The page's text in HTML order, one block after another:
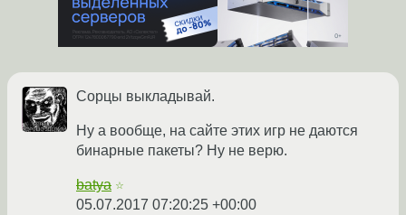
Сорцы выкладывай.
Ну а вообще, на сайте этих игр не даются
бинарные пакеты? Ну не верю.
batya ☆
05.07.2017 07:20:25 +00:00